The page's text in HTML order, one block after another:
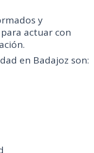
y
actuar con
en Badajoz son: